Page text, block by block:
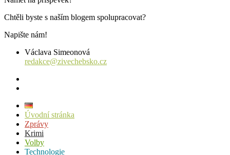
Chtěli byste s naším blogem spolupracovat?
Napište nám!
Václava Simeonová
redakce@zivechebsko.cz
Úvodní stránka
Zprávy
Krimi
Volby
Technologie